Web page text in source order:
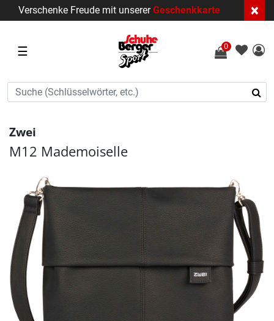
Verschenke Freude mit unsererGeschenkkarte ×
☰ 0
Zwei
M12 Mademoiselle